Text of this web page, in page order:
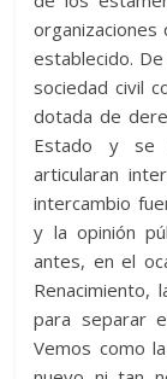
organizaciones
establecido.
sociedad civil
dotada de
Estado y se
articularan
intercambio
y la opinión
antes, en el
Renacimiento,
para separar
Vemos como